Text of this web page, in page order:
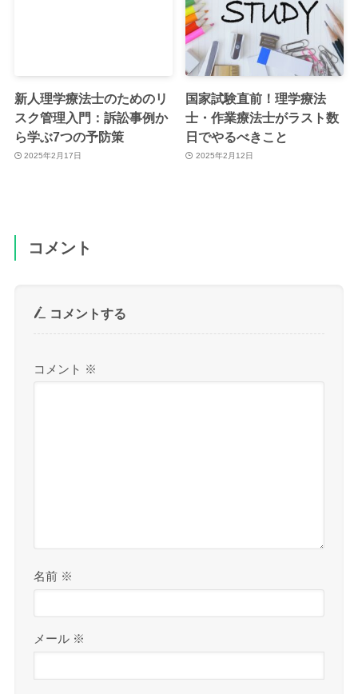
新人理学療法士のためのリ
スク管理入門：訴訟事例か
ら学ぶ7つの予防策
2025年2月17日
国家試験直前！理学療法
士・作業療法士がラスト数
日でやるべきこと
2025年2月12日
コメント
コメントする
コメント ※
名前 ※
メール ※